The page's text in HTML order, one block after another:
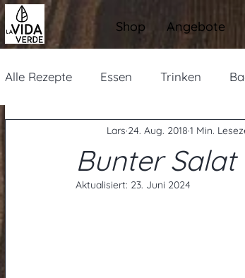
Shop Angebote
Alle Rezepte Essen Trinken
Bunter
Lars 24. Aug. 2018 1 Min.
Aktualisiert: 23. Juni 2024